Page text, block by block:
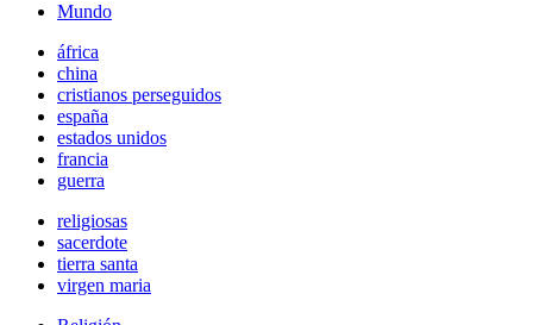
Mundo
áfrica
china
cristianos perseguidos
españa
estados unidos
francia
guerra
religiosas
sacerdote
tierra santa
virgen maria